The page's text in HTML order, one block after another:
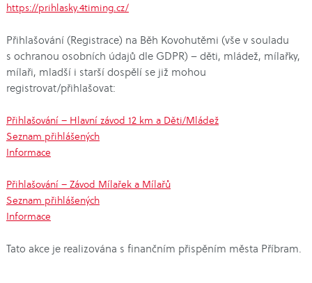
https://prihlasky.4timing.cz/
Přihlašování (Registrace) na Běh Kovohutěmi (vše v souladu
s ochranou osobních údajů dle GDPR) – děti, mládež, mílařky,
mílaři, mladší i starší dospělí se již mohou
registrovat/přihlašovat:
Přihlašování – Hlavní závod 12 km a Děti/Mládež
Seznam přihlášených
Informace
Přihlašování – Závod Mílařek a Mílařů
Seznam přihlášených
Informace
Tato akce je realizována s finančním přispěním města Příbram.